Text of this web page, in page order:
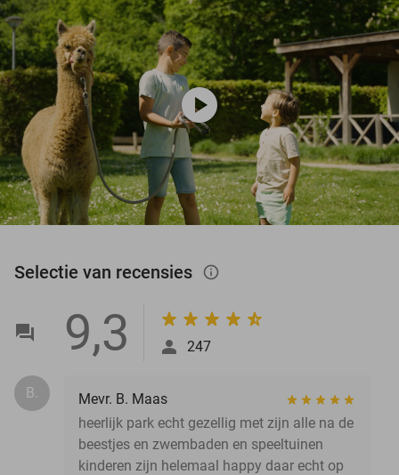
play_circle
Selectie van recensies info_outlined
9,3 247
B.
Mevr. B. Maas
heerlijk park echt gezellig met zijn alle na de
beestjes en zwembaden en speeltuinen
kinderen zijn helemaal happy daar echt op